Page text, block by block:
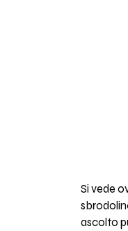
Si vede
ascolto